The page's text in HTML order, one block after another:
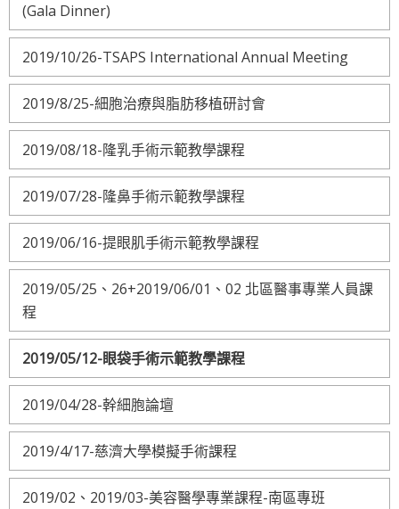
(Gala Dinner)
2019/10/26-TSAPS International Annual Meeting
2019/8/25-細胞治療與脂肪移植研討會
2019/08/18-隆乳手術示範教學課程
2019/07/28-隆鼻手術示範教學課程
2019/06/16-提眼肌手術示範教學課程
2019/05/25、26+2019/06/01、02 北區醫事專業人員課
程
2019/05/12-眼袋手術示範教學課程
2019/04/28-幹細胞論壇
2019/4/17-慈濟大學模擬手術課程
2019/02、2019/03-美容醫學專業課程-南區專班